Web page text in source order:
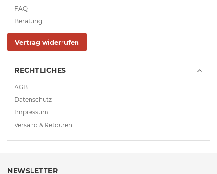
FAQ
Beratung
Vertrag widerrufen
RECHTLICHES
AGB
Datenschutz
Impressum
Versand & Retouren
NEWSLETTER